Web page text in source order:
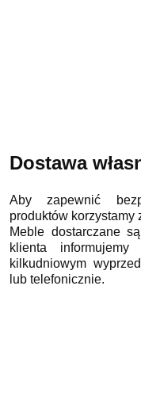
Dostawa
Aby zapewnić
produktów korzystamy
Meble dostarczane
klienta
kilkudniowym
lub telefonicznie.